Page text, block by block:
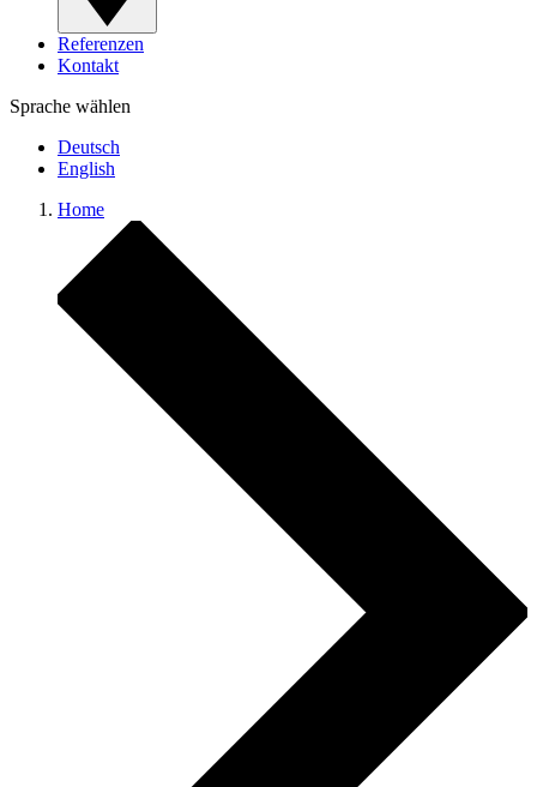
Referenzen
Kontakt
Sprache wählen
Deutsch
English
Home